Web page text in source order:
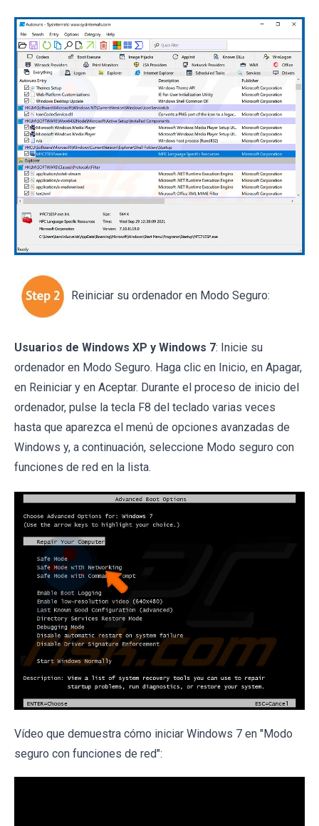
Reiniciar su ordenador en Modo Seguro:
Usuarios de Windows XP y Windows 7: Inicie su
ordenador en Modo Seguro. Haga clic en Inicio, en Apagar,
en Reiniciar y en Aceptar. Durante el proceso de inicio del
ordenador, pulse la tecla F8 del teclado varias veces
hasta que aparezca el menú de opciones avanzadas de
Windows y, a continuación, seleccione Modo seguro con
funciones de red en la lista.
Vídeo que demuestra cómo iniciar Windows 7 en "Modo
seguro con funciones de red":